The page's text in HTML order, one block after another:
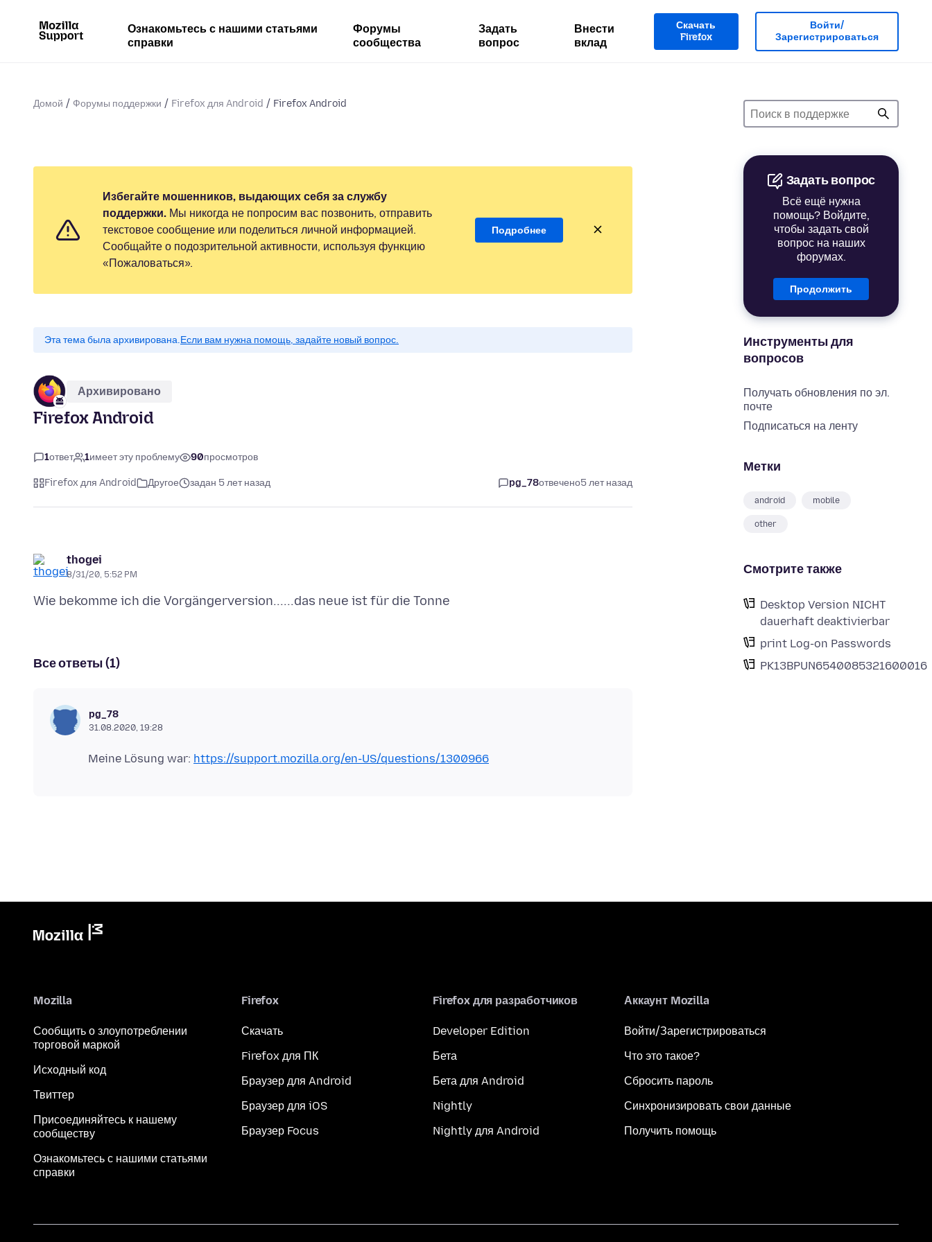
Ознакомьтесь с нашими статьями
справки
Форумы
сообщества
Задать
вопрос
Внести
вклад
Скачать
Firefox
Войти/
Зарегистрироваться
Домой Форумы поддержки Firefox для Android Firefox Android
Задать вопрос
Всё ещё нужна
помощь? Войдите,
чтобы задать свой
вопрос на наших
форумах.
Продолжить
Инструменты для
вопросов
Получать обновления по эл.
почте
Подписаться на ленту
Метки
android mobile
other
Смотрите также
Desktop Version NICHT
dauerhaft deaktivierbar
print Log-on Passwords
PK13BPUN6540085321600016
Избегайте мошенников, выдающих себя за службу
поддержки. Мы никогда не попросим вас позвонить, отправить
текстовое сообщение или поделиться личной информацией.
Сообщайте о подозрительной активности, используя функцию
«Пожаловаться».
Подробнее
Эта тема была архивирована.Если вам нужна помощь, задайте новый вопрос.
Архивировано
Firefox Android
1ответ 1имеет эту проблему 90просмотров
Firefox для Android Другое задан 5 лет назад pg_78отвечено5 лет назад
thogei
8/31/20, 5:52 PM
Все ответы (1)
pg_78
31.08.2020, 19:28
Meine Lösung war: https://support.mozilla.org/en-US/questions/1300966
Mozilla
Сообщить о злоупотреблении
торговой маркой
Исходный код
Твиттер
Присоединяйтесь к нашему
сообществу
Ознакомьтесь с нашими статьями
справки
Firefox
Скачать
Firefox для ПК
Браузер для Android
Браузер для iOS
Браузер Focus
Firefox для разработчиков
Developer Edition
Бета
Бета для Android
Nightly
Nightly для Android
Аккаунт Mozilla
Войти/Зарегистрироваться
Что это такое?
Сбросить пароль
Синхронизировать свои данные
Получить помощь